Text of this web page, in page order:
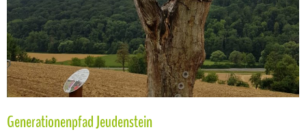
Generationenpfad Jeudenstein